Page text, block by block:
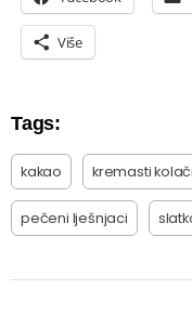
Više
Tags:
kakao kremasti kolači
pečeni lješnjaci